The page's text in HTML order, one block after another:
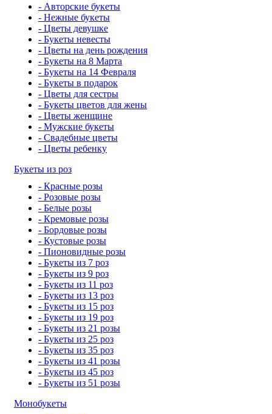
- Авторские букеты
- Нежные букеты
- Цветы девушке
- Букеты невесты
- Цветы на день рождения
- Букеты на 8 Марта
- Букеты на 14 Февраля
- Букеты в подарок
- Цветы для сестры
- Букеты цветов для жены
- Цветы женщине
- Мужские букеты
- Свадебные цветы
- Цветы ребенку
Букеты из роз
- Красные розы
- Розовые розы
- Белые розы
- Кремовые розы
- Бордовые розы
- Кустовые розы
- Пионовидные розы
- Букеты из 7 роз
- Букеты из 9 роз
- Букеты из 11 роз
- Букеты из 13 роз
- Букеты из 15 роз
- Букеты из 19 роз
- Букеты из 21 розы
- Букеты из 25 роз
- Букеты из 35 роз
- Букеты из 41 розы
- Букеты из 45 роз
- Букеты из 51 розы
Монобукеты